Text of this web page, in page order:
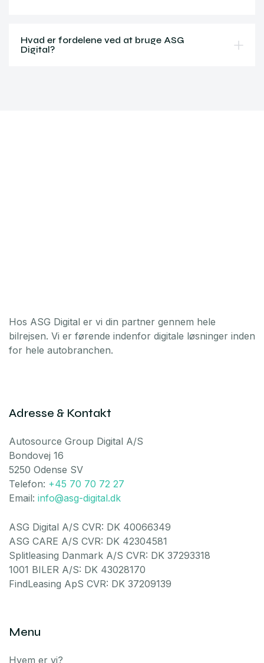
Hvad er fordelene ved at bruge ASG
Digital?
Hos ASG Digital er vi din partner gennem hele
bilrejsen. Vi er førende indenfor digitale løsninger inden
for hele autobranchen.
Adresse & Kontakt
Autosource Group Digital A/S
Bondovej 16
5250 Odense SV
Telefon: +45 70 70 72 27
Email: info@asg-digital.dk
ASG Digital A/S CVR: DK 40066349
ASG CARE A/S CVR: DK 42304581
Splitleasing Danmark A/S CVR: DK 37293318
1001 BILER A/S: DK 43028170
FindLeasing ApS CVR: DK 37209139
Menu
Hvem er vi?